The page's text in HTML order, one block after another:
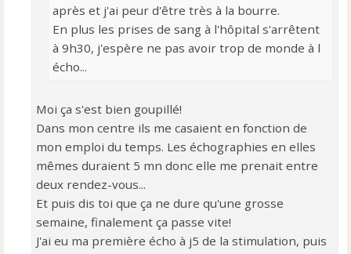
après et j'ai peur d'être très à la bourre.
En plus les prises de sang à l'hôpital s'arrêtent
à 9h30, j'espère ne pas avoir trop de monde à l
écho...
Moi ça s'est bien goupillé!
Dans mon centre ils me casaient en fonction de
mon emploi du temps. Les échographies en elles
mêmes duraient 5 mn donc elle me prenait entre
deux rendez-vous...
Et puis dis toi que ça ne dure qu'une grosse
semaine, finalement ça passe vite!
J'ai eu ma première écho à j5 de la stimulation, puis